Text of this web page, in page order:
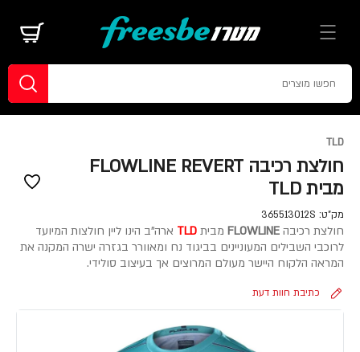
TLD
חולצת רכיבה FLOWLINE REVERT
מבית TLD
מק"ט: 365513012S
חולצת רכיבה FLOWLINE מבית TLD ארה"ב הינו ליין חולצות המיועד
לרוכבי השבילים המעוניינים בביגוד נח ומאוורר בגזרה ישרה המקנה את
המראה הלקוח היישר מעולם המרוצים אך בעיצוב סולידי.
כתיבת חוות דעת